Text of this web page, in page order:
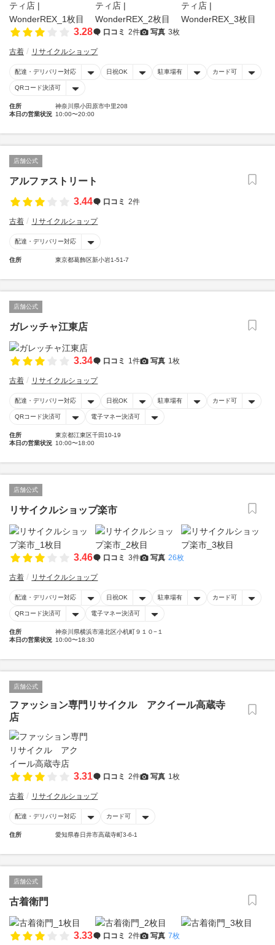
3.28 口コミ 2件 写真 3枚
古着 リサイクルショップ
配達・デリバリー対応 日祝OK 駐車場有 カード可
QRコード決済可
住所
神奈川県小田原市中里208
本日の営業状況 10:00〜20:00
店舗公式
アルファストリート
3.44
口コミ 2件
古着 リサイクルショップ
配達・デリバリー対応
住所 東京都葛飾区新小岩1-51-7
店舗公式
ガレッチャ江東店
3.34 口コミ 1件 写真 1枚
古着 リサイクルショップ
配達・デリバリー対応 日祝OK 駐車場有 カード可
QRコード決済可 電子マネー決済可
住所
東京都江東区千田10-19
本日の営業状況 10:00〜18:00
店舗公式
リサイクルショップ楽市
3.46 口コミ 3件 写真 26枚
古着 リサイクルショップ
配達・デリバリー対応 日祝OK 駐車場有 カード可
QRコード決済可 電子マネー決済可
住所
神奈川県横浜市港北区小机町９１０−１
本日の営業状況 10:00〜18:30
店舗公式
ファッション専門リサイクル アクイール高蔵寺
店
3.31 口コミ 2件 写真 1枚
古着 リサイクルショップ
配達・デリバリー対応 カード可
住所 愛知県春日井市高蔵寺町3-6-1
店舗公式
古着衛門
3.33 口コミ 2件 写真 7枚